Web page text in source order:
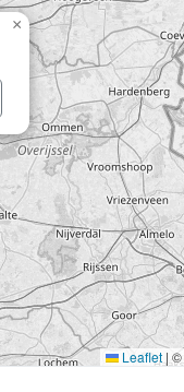
×
Leaflet | ©